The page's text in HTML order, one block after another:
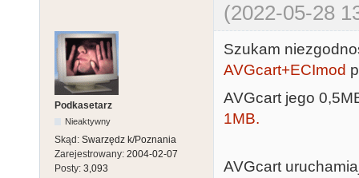
(2022-05-28
Podkasetarz
Nieaktywny
Skąd: Swarzędz k/Poznania
Zarejestrowany: 2004-02-07
Posty: 3,093
Szukam
AVGcart+ECImod
AVGcart jego
1MB.
AVGcart